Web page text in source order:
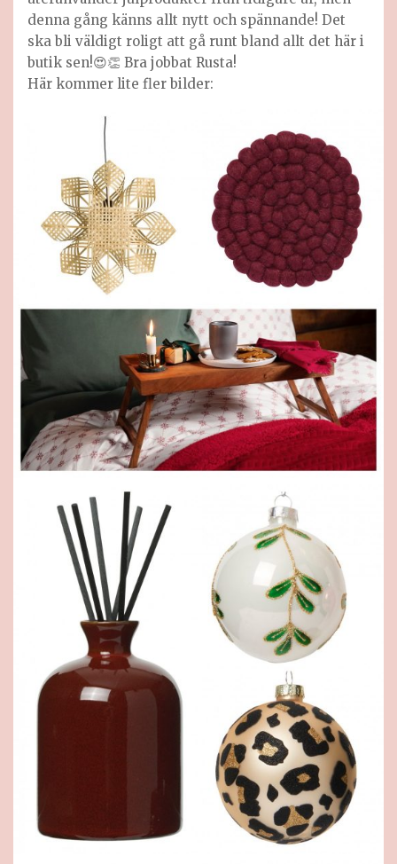
denna gång känns allt nytt och spännande! Det
ska bli väldigt roligt att gå runt bland allt det här i
butik sen!😍👏 Bra jobbat Rusta!
Här kommer lite fler bilder: